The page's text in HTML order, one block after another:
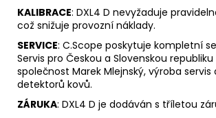
KALIBRACE: DXL4 D nevyžaduje
což snižuje provozní náklady.
SERVICE: C.Scope poskytuje kompletní
Servis pro Českou a Slovenskou
společnost Marek Mlejnský, výroba servis
detektorů kovů.
ZÁRUKA: DXL4 D je dodáván s tříletou